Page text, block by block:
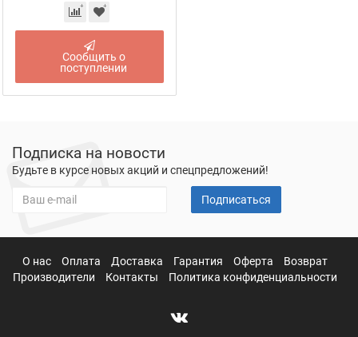
Сообщить о
поступлении
Подписка на новости
Будьте в курсе новых акций и спецпредложений!
Подписаться
О нас Оплата Доставка Гарантия Оферта
Возврат
Производители
Контакты Политика конфиденциальности